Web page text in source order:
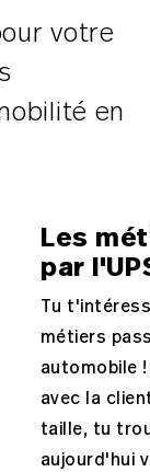
votre
en
Les
par
Tu
métiers
automobile
avec la
taille, tu
aujourd'hui